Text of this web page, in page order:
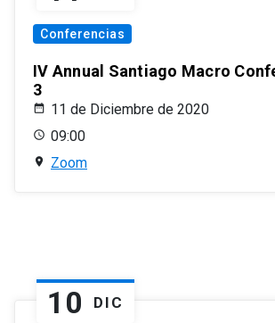
Conferencias
IV Annual Santiago Macro
3
11 de Diciembre de 2020
09:00
Zoom
10 DIC